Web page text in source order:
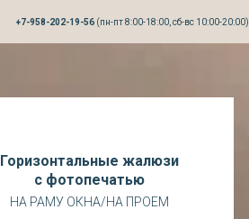
+7-958-202-19-56 (пн-пт 8:00-18:00, сб-вс 10:00-20:00)
Горизонтальные жалюзи
с фотопечатью
НА РАМУ ОКНА/НА ПРОЕМ